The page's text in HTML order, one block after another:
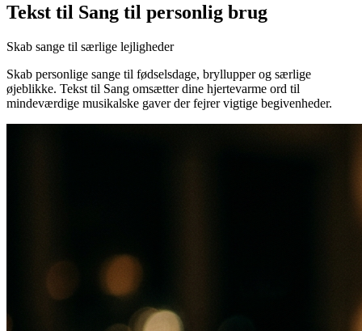
Tekst til Sang til personlig brug
Skab sange til særlige lejligheder
Skab personlige sange til fødselsdage, bryllupper og særlige
øjeblikke. Tekst til Sang omsætter dine hjertevarme ord til
mindeværdige musikalske gaver der fejrer vigtige begivenheder.